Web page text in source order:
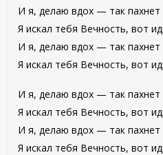
И я, делаю вдох — так пахнет
Я искал тебя Вечность, вот
И я, делаю вдох — так пахнет
Я искал тебя Вечность, вот
И я, делаю вдох — так пахнет
Я искал тебя Вечность, вот
И я, делаю вдох — так пахнет
Я искал тебя Вечность, вот